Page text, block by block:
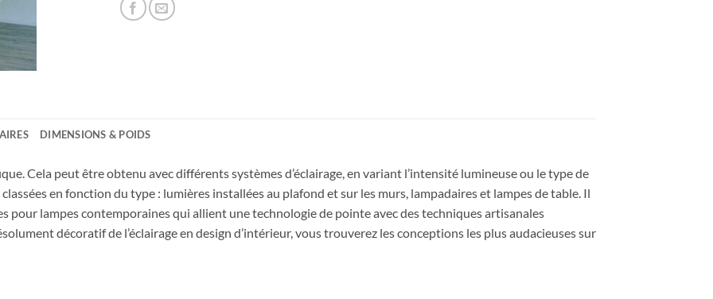
DIMENSIONS & POIDS
Cela peut être obtenu avec différents systèmes d’éclairage, en variant l’intensité lumineuse ou le type de
en fonction du type : lumières installées au plafond et sur les murs, lampadaires et lampes de table. Il
pour lampes contemporaines qui allient une technologie de pointe avec des techniques artisanales
décoratif de l’éclairage en design d’intérieur, vous trouverez les conceptions les plus audacieuses sur